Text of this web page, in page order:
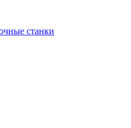
станки